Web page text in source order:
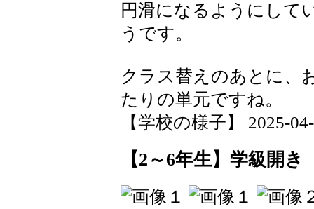
円滑になるようにして
うです。
クラス替えのあとに、
たりの単元ですね。
【学校の様子】 2025-
【2～6年生】学級開き